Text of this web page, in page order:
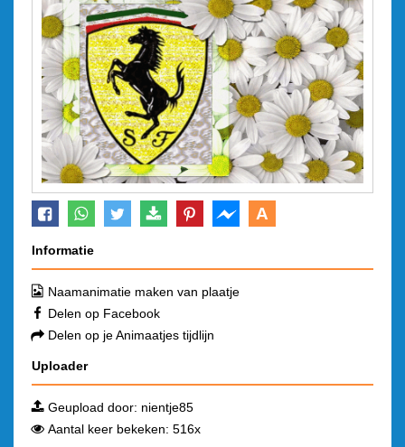
A
Informatie
Naamanimatie maken van plaatje
Delen op Facebook
Delen op je Animaatjes tijdlijn
Uploader
Geupload door: nientje85
Aantal keer bekeken: 516x